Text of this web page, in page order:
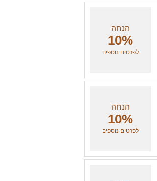
הנחה
10%
לפרטים נוספים
הנחה
10%
לפרטים נוספים